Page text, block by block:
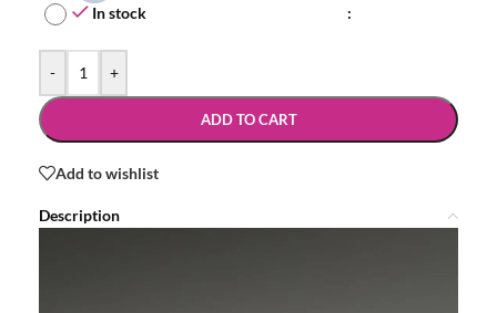
In stock
- +
ADD TO CART
Add to wishlist
Description